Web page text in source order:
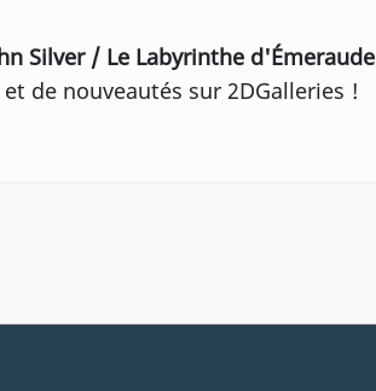
Silver / Le Labyrinthe d'Émeraude
de nouveautés sur 2DGalleries !